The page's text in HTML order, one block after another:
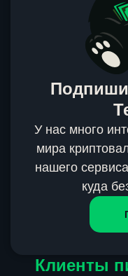
У нас много
мира
нашего
куда
Клиенты